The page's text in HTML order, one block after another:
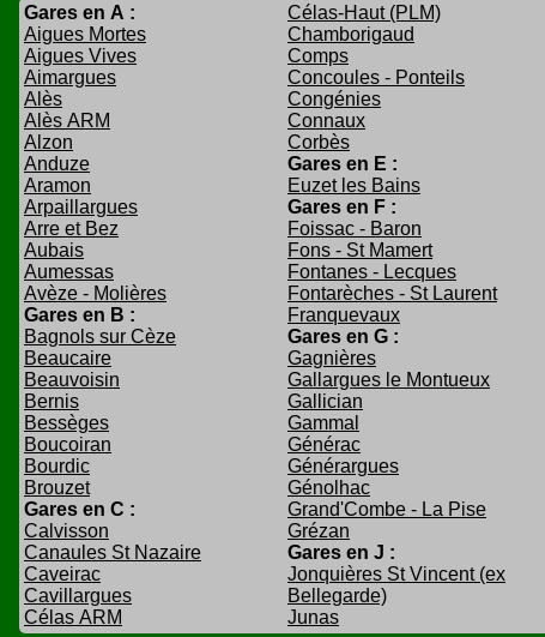
Gares en A :
Aigues Mortes
Aigues Vives
Aimargues
Alès
Alès ARM
Alzon
Anduze
Aramon
Arpaillargues
Arre et Bez
Aubais
Aumessas
Avèze - Molières
Gares en B :
Bagnols sur Cèze
Beaucaire
Beauvoisin
Bernis
Bessèges
Boucoiran
Bourdic
Brouzet
Gares en C :
Calvisson
Canaules St Nazaire
Caveirac
Cavillargues
Célas ARM
Célas-Haut (PLM)
Chamborigaud
Comps
Concoules - Ponteils
Congénies
Connaux
Corbès
Gares en E :
Euzet les Bains
Gares en F :
Foissac - Baron
Fons - St Mamert
Fontanes - Lecques
Fontarèches - St Laurent
Franquevaux
Gares en G :
Gagnières
Gallargues le Montueux
Gallician
Gammal
Générac
Générargues
Génolhac
Grand'Combe - La Pise
Grézan
Gares en J :
Jonquières St Vincent (ex
Bellegarde)
Junas